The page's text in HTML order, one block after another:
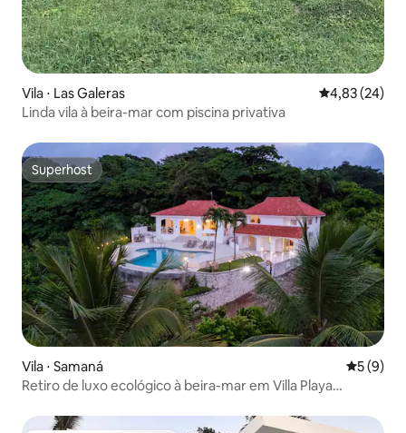
Vila ⋅ Las Galeras 4,83 de uma
4,83 (24)
Linda vila à beira-mar com piscina privativa
Superhost
Superhost
Vila ⋅ Samaná 5 de
5 (9)
Retiro de luxo ecológico à beira-mar em Villa Playa